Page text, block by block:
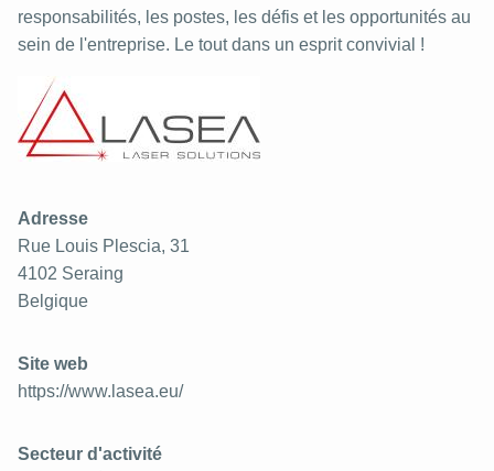
responsabilités, les postes, les défis et les opportunités au
sein de l'entreprise. Le tout dans un esprit convivial !
Adresse
Rue Louis Plescia, 31
4102 Seraing
Belgique
Site web
https://www.lasea.eu/
Secteur d'activité